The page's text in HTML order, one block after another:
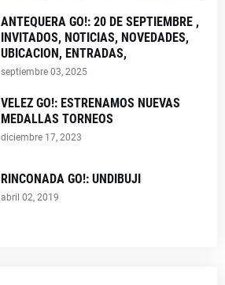
ANTEQUERA GO!: 20 DE SEPTIEMBRE ,
INVITADOS, NOTICIAS, NOVEDADES,
UBICACION, ENTRADAS,
septiembre 03, 2025
VELEZ GO!: ESTRENAMOS NUEVAS
MEDALLAS TORNEOS
diciembre 17, 2023
RINCONADA GO!: UNDIBUJI
abril 02, 2019